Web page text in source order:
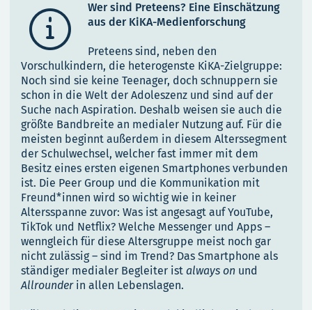

Wer sind Preteens? Eine Einschätzung
aus der KiKA-Medienforschung
Preteens sind, neben den
Vorschulkindern, die heterogenste KiKA-Zielgruppe:
Noch sind sie keine Teenager, doch schnuppern sie
schon in die Welt der Adoleszenz und sind auf der
Suche nach Aspiration. Deshalb weisen sie auch die
größte Bandbreite an medialer Nutzung auf. Für die
meisten beginnt außerdem in diesem Alterssegment
der Schulwechsel, welcher fast immer mit dem
Besitz eines ersten eigenen Smartphones verbunden
ist. Die Peer Group und die Kommunikation mit
Freund*innen wird so wichtig wie in keiner
Altersspanne zuvor: Was ist angesagt auf YouTube,
TikTok und Netflix? Welche Messenger und Apps –
wenngleich für diese Altersgruppe meist noch gar
nicht zulässig – sind im Trend? Das Smartphone als
ständiger medialer Begleiter ist always on und
Allrounderin allen Lebenslagen.